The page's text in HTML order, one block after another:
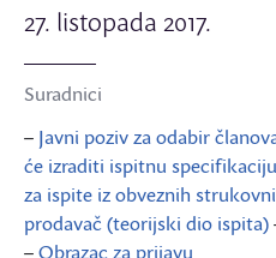
27. listopada 2017.
Suradnici
– Javni poziv za odabir
će izraditi ispitnu
za ispite iz obveznih
prodavač (teorijski dio ispita)
–Obrazac za prijavu